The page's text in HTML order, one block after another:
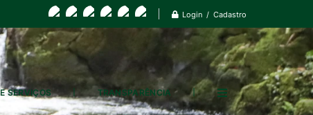
Login / Cadastro
SERVIÇOS TRANSPARÊNCIA